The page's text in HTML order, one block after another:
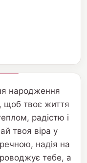
народження
щоб твоє життя
радістю і
твоя віра у
надія на
тебе, а